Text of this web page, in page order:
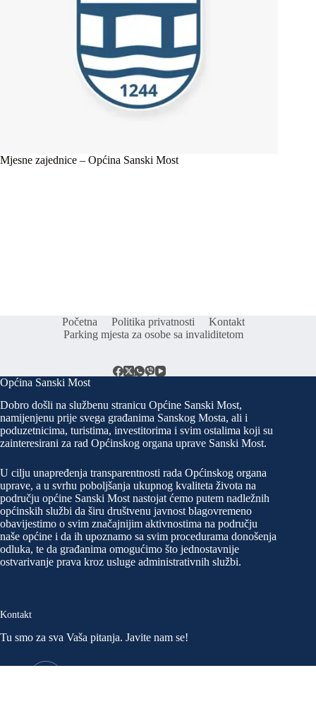
Mjesne zajednice – Općina Sanski Most
Početna Politika privatnosti
Kontakt
Parking mjesta za osobe sa invaliditetom
Općina Sanski Most
Dobro došli na službenu stranicu Općine Sanski Most,
namijenjenu prije svega građanima Sanskog Mosta, ali i
poduzetnicima, turistima, investitorima i svim ostalima koji su
zainteresirani za rad Općinskog organa uprave Sanski Most.
U cilju unapređenja transparentnosti rada Općinskog organa
uprave, a u svrhu poboljšanja ukupnog kvaliteta života na
području općine Sanski Most nastojat ćemo putem nadležnih
općinskih službi da širu društvenu javnost blagovremeno
obavijestimo o svim značajnijim aktivnostima na području
naše općine i da ih upoznamo sa svim procedurama donošenja
odluka, te da građanima omogućimo što jednostavnije
ostvarivanje prava kroz usluge administrativnih službi.
Kontakt
Tu smo za sva Vaša pitanja. Javite nam se!